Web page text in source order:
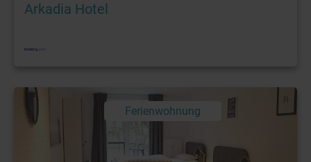
Arkadia Hotel
Ferienwohnung